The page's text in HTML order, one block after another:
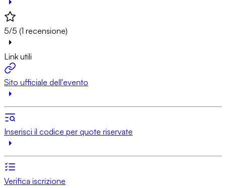
5/5 (1 recensione)
Link utili
Sito ufficiale dell'evento
Inserisci il codice per quote riservate
Verifica iscrizione